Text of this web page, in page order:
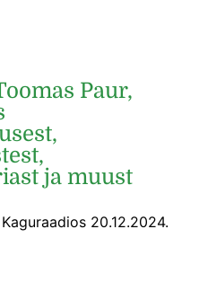
Paur,
ja muust
20.12.2024.